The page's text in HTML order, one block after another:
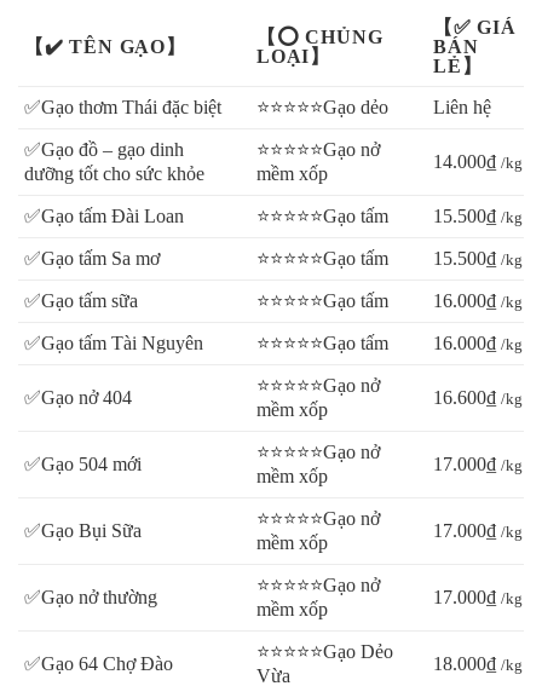
Bạn quan tâm giá cả lúa gạo trên thị trường, hay muốn tìm nguồn
gạo giá thấp mà chất lượng cao?
Xem tại đây >>>>GIÁ GẠO HÔM NAY<<<<
【✔️ TÊN GẠO】
【⭕ CHỦNG
LOẠI】
【✅ GIÁ
BÁN
LẺ】
✅Gạo thơm Thái đặc biệt
⭐⭐⭐⭐⭐Gạo dẻo Liên hệ
✅Gạo đồ – gạo dinh
dưỡng tốt cho sức khỏe
⭐⭐⭐⭐⭐Gạo nở
mềm xốp
14.000₫ /kg
✅Gạo tấm Đài Loan ⭐⭐⭐⭐⭐Gạo tấm 15.500₫ /kg
✅Gạo tấm Sa mơ ⭐⭐⭐⭐⭐Gạo tấm 15.500₫ /kg
✅Gạo tấm sữa ⭐⭐⭐⭐⭐Gạo tấm 16.000₫ /kg
✅Gạo tấm Tài Nguyên ⭐⭐⭐⭐⭐Gạo tấm 16.000₫ /kg
✅Gạo nở 404
⭐⭐⭐⭐⭐Gạo nở
mềm xốp
16.600₫ /kg
✅Gạo 504 mới
⭐⭐⭐⭐⭐Gạo nở
mềm xốp
17.000₫ /kg
✅Gạo Bụi Sữa
⭐⭐⭐⭐⭐Gạo nở
mềm xốp
17.000₫ /kg
✅Gạo nở thường
⭐⭐⭐⭐⭐Gạo nở
mềm xốp
17.000₫ /kg
✅Gạo 64 Chợ Đào
⭐⭐⭐⭐⭐Gạo Dẻo
Vừa
18.000₫ /kg